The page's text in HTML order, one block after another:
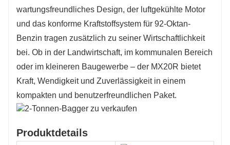
wartungsfreundliches Design, der luftgekühlte Motor
und das konforme Kraftstoffsystem für 92-Oktan-
Benzin tragen zusätzlich zu seiner Wirtschaftlichkeit
bei. Ob in der Landwirtschaft, im kommunalen Bereich
oder im kleineren Baugewerbe – der MX20R bietet
Kraft, Wendigkeit und Zuverlässigkeit in einem
kompakten und benutzerfreundlichen Paket.
Produktdetails